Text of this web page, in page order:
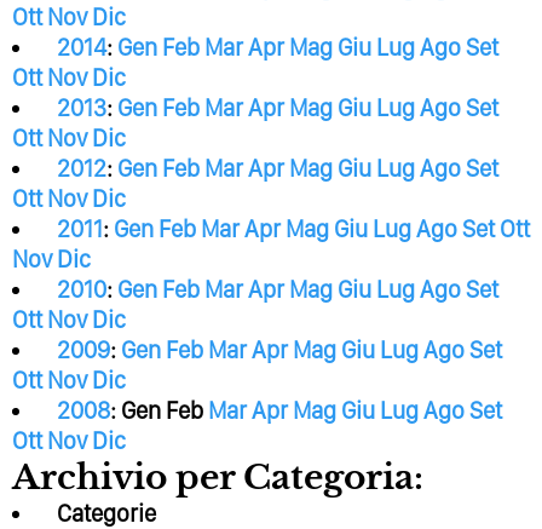
Ott Nov Dic
2014: Gen Feb MarApr Mag Giu LugAgoSet
Ott Nov Dic
2013: Gen Feb MarApr Mag Giu LugAgoSet
Ott Nov Dic
2012: Gen Feb MarApr Mag Giu LugAgoSet
Ott Nov Dic
2011: Gen Feb MarApr Mag Giu LugAgoSet Ott
Nov Dic
2010: Gen Feb MarApr Mag Giu LugAgoSet
Ott Nov Dic
2009: Gen Feb MarApr Mag Giu LugAgoSet
Ott Nov Dic
2008: Gen Feb MarApr Mag Giu LugAgoSet
Ott Nov Dic
Archivio per Categoria:
Categorie